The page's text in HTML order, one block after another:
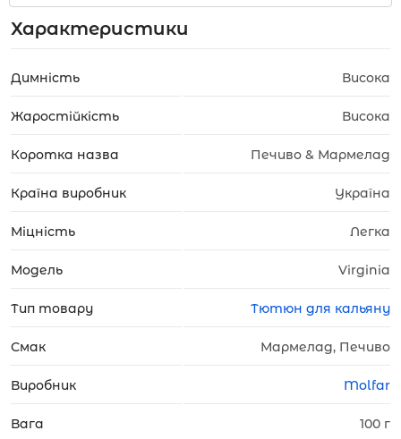
Характеристики
Димність Висока
Жаростійкість Висока
Коротка назва Печиво & Мармелад
Країна виробник Україна
Міцність Легка
Модель Virginia
Тип товару Тютюн для кальяну
Смак Мармелад, Печиво
Виробник Molfar
Вага 100 г